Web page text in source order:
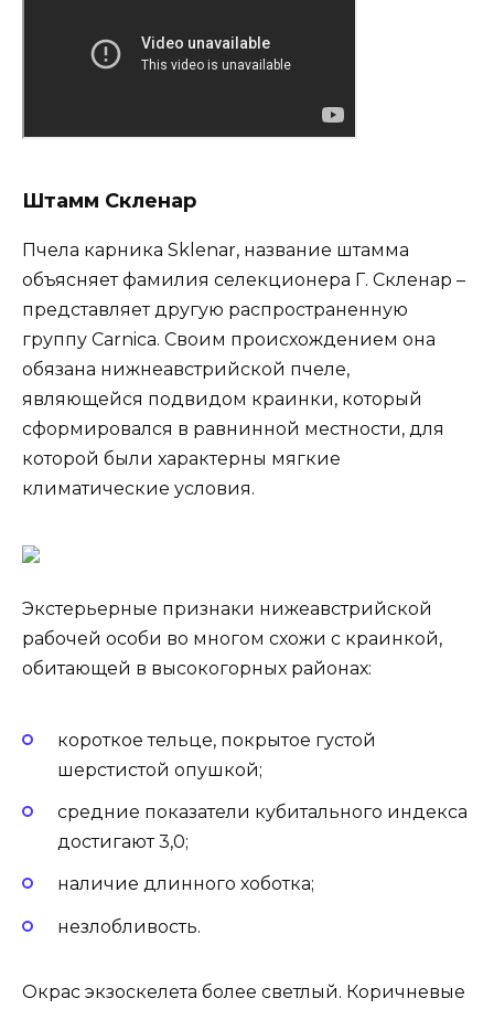
Штамм Скленар
Пчела карника Sklenar, название штамма
объясняет фамилия селекционера Г. Скленар –
представляет другую распространенную
группу Carnica. Своим происхождением она
обязана нижнеавстрийской пчеле,
являющейся подвидом краинки, который
сформировался в равнинной местности, для
которой были характерны мягкие
климатические условия.
Экстерьерные признаки нижеавстрийской
рабочей особи во многом схожи с краинкой,
обитающей в высокогорных районах:
короткое тельце, покрытое густой
шерстистой опушкой;
средние показатели кубитального индекса
достигают 3,0;
наличие длинного хоботка;
незлобливость.
Окрас экзоскелета более светлый. Коричневые